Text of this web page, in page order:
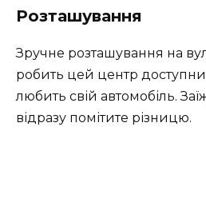
Розташування
Зручне розташування на
робить цей центр
любить свій автомобіль.
відразу помітите різницю.